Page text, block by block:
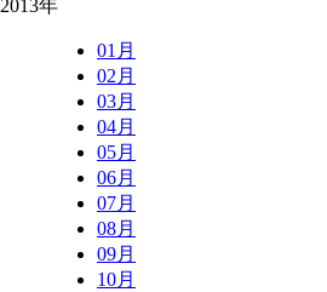
2013年
01月
02月
03月
04月
05月
06月
07月
08月
09月
10月